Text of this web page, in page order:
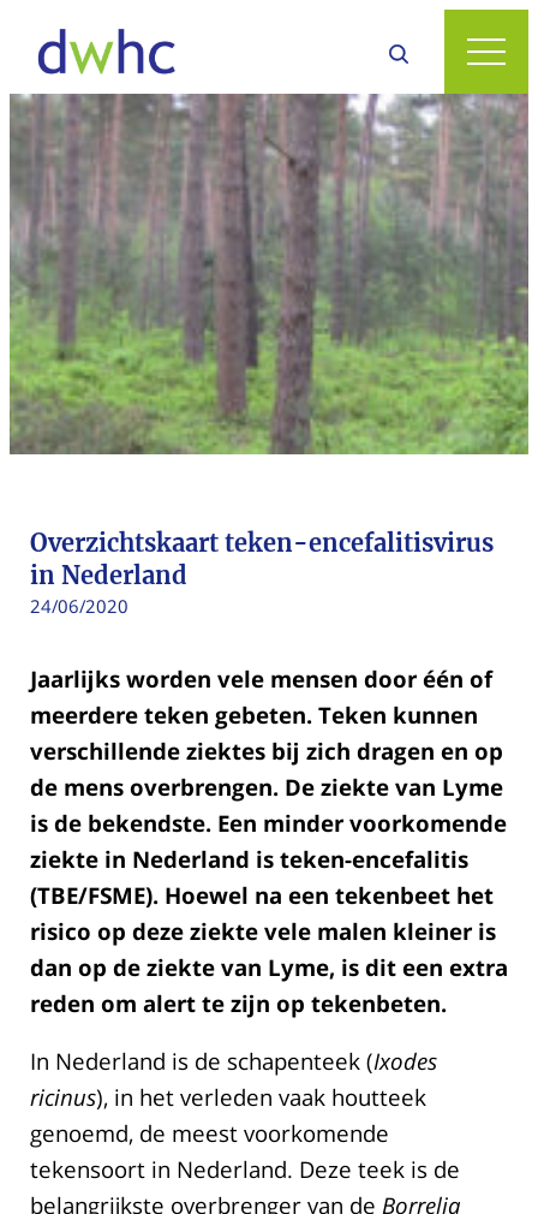
Overzichtskaart teken-encefalitisvirus
in Nederland
24/06/2020
Jaarlijks worden vele mensen door één of
meerdere teken gebeten. Teken kunnen
verschillende ziektes bij zich dragen en op
de mens overbrengen. De ziekte van Lyme
is de bekendste. Een minder voorkomende
ziekte in Nederland is teken-encefalitis
(TBE/FSME). Hoewel na een tekenbeet het
risico op deze ziekte vele malen kleiner is
dan op de ziekte van Lyme, is dit een extra
reden om alert te zijn op tekenbeten.
In Nederland is de schapenteek (Ixodes
ricinus), in het verleden vaak houtteek
genoemd, de meest voorkomende
tekensoort in Nederland. Deze teek is de
belangrijkste overbrenger van de Borrelia